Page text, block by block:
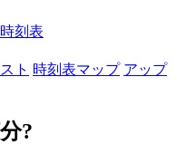
刻表
ト 時刻表マップ アップ
?